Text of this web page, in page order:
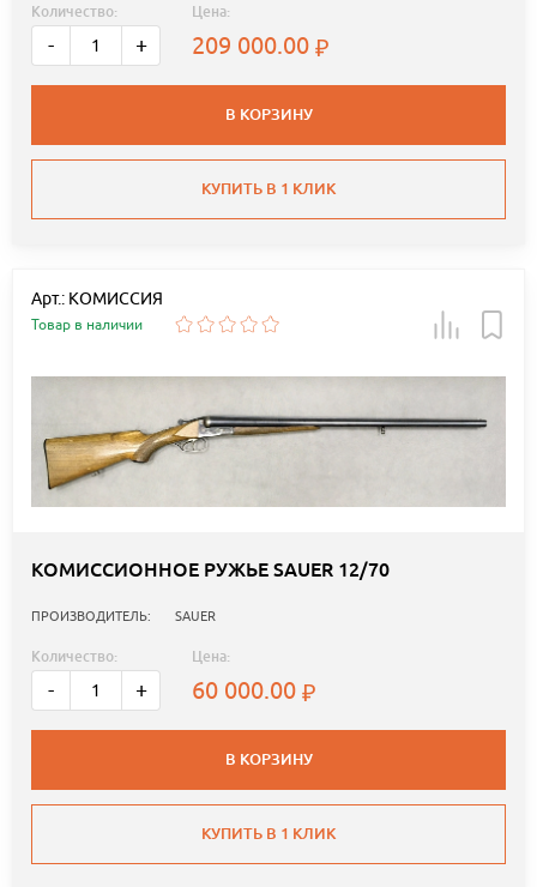
Количество:
- +
Цена:
209 000.00
В КОРЗИНУ
КУПИТЬ В 1 КЛИК
Арт.: КОМИССИЯ
Товар в наличии
КОМИССИОННОЕ РУЖЬЕ SAUER 12/70
ПРОИЗВОДИТЕЛЬ: SAUER
Количество:
- +
Цена:
60 000.00
В КОРЗИНУ
КУПИТЬ В 1 КЛИК